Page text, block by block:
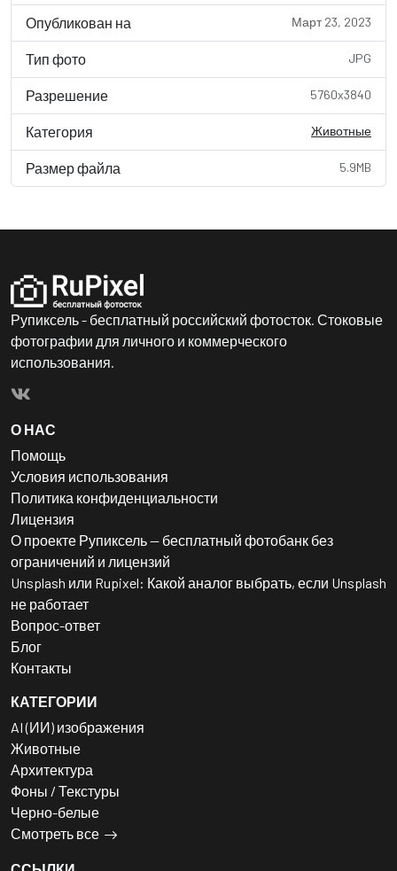
Опубликован на Март 23, 2023
Тип фото JPG
Разрешение 5760x3840
Категория Животные
Размер файла 5.9MB
Рупиксель - бесплатный российский фотосток. Стоковые
фотографии для личного и коммерческого
использования.
О НАС
Помощь
Условия использования
Политика конфиденциальности
Лицензия
О проекте Рупиксель — бесплатный фотобанк без
ограничений и лицензий
Unsplash или Rupixel: Какой аналог выбрать, если Unsplash
не работает
Вопрос-ответ
Блог
Контакты
КАТЕГОРИИ
AI (ИИ) изображения
Животные
Архитектура
Фоны / Текстуры
Черно-белые
Смотреть все